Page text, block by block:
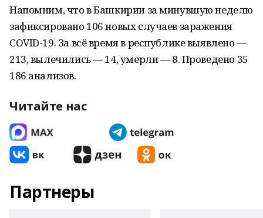
Напомним, что в Башкирии за минувшую неделю
зафиксировано 106 новых случаев заражения
COVID-19. За всё время в республике выявлено —
213, вылечились — 14, умерли — 8. Проведено 35
186 анализов.
Читайте нас
Партнеры